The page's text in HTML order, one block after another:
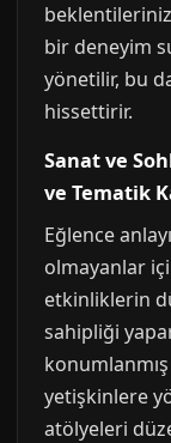
bir deneyim
yönetilir, bu
hissettirir.
Sanat ve
ve Tematik
Eğlence
olmayanlar
etkinliklerin
sahipliği
yetişkinlere
atölyeleri